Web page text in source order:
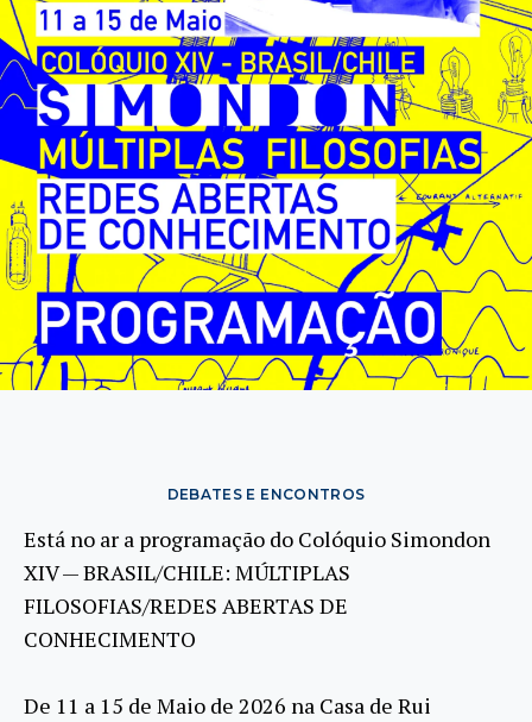
DEBATES E ENCONTROS
Está no ar a programação do Colóquio Simondon
XIV — BRASIL/CHILE: MÚLTIPLAS
FILOSOFIAS/REDES ABERTAS DE
CONHECIMENTO
De 11 a 15 de Maio de 2026 na Casa de Rui